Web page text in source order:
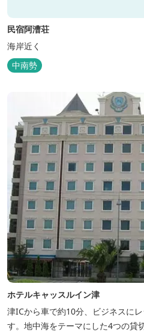
民宿阿漕荘
海岸近く
中南勢
ホテルキャッスルイン津
津ICから車で約10分、ビジネスに
す。地中海をテーマにした4つの貸